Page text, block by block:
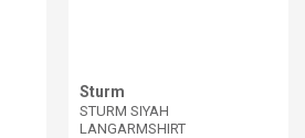
Sturm
STURM SIYAH
LANGARMSHIRT